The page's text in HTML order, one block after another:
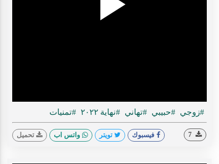
Play
#زوجي #حبيبي #تهاني #نهاية ٢٠٢٢ #تمنيات
فيسبوك تويتر واتس اب تحميل